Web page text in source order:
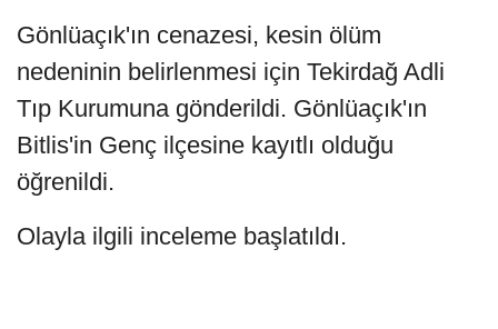
Gönlüaçık'ın cenazesi, kesin ölüm
nedeninin belirlenmesi için Tekirdağ Adli
Tıp Kurumuna gönderildi. Gönlüaçık'ın
Bitlis'in Genç ilçesine kayıtlı olduğu
öğrenildi.
Olayla ilgili inceleme başlatıldı.